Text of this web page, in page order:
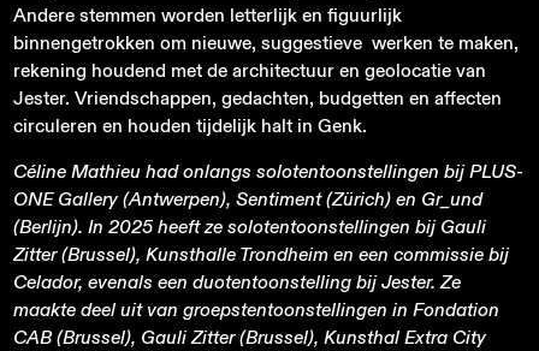
Andere stemmen worden letterlijk en figuurlijk
binnengetrokken om nieuwe, suggestieve werken te maken,
rekening houdend met de architectuur en geolocatie van
Jester. Vriendschappen, gedachten, budgetten en affecten
circuleren en houden tijdelijk halt in Genk.
Céline Mathieu had onlangs solotentoonstellingen bij PLUS-
ONE Gallery (Antwerpen), Sentiment (Zürich) en Gr_und
(Berlijn). In 2025 heeft ze solotentoonstellingen bij Gauli
Zitter (Brussel), Kunsthalle Trondheim en een commissie bij
Celador, evenals een duotentoonstelling bij Jester. Ze
maakte deel uit van groepstentoonstellingen in Fondation
CAB (Brussel), Gauli Zitter (Brussel), Kunsthal Extra City